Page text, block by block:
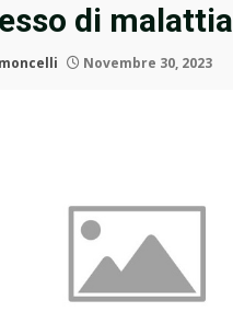
di malattia
Novembre 30, 2023